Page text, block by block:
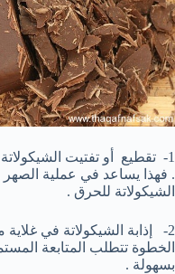
1- تقطيع أو تفتيت
. فهذا يساعد في عملية
الشيكولاتة للحرق .
2- إذابة الشيكولاتة في
الخطوة تتطلب المتابعة
بسهولة .